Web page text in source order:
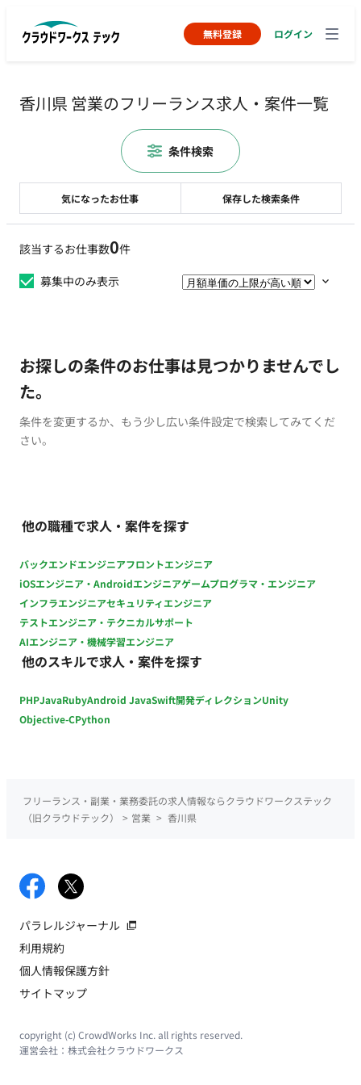
無料登録 ログイン
香川県 営業のフリーランス求人・案件一覧
該当するお仕事数0件
募集中のみ表示
お探しの条件のお仕事は見つかりませんでし
た。
条件を変更するか、もう少し広い条件設定で検索してみてくだ
さい。
他の職種で求人・案件を探す
バックエンドエンジニアフロントエンジニア
iOSエンジニア・Androidエンジニアゲームプログラマ・エンジニア
インフラエンジニアセキュリティエンジニア
テストエンジニア・テクニカルサポート
AIエンジニア・機械学習エンジニア
他のスキルで求人・案件を探す
PHPJavaRubyAndroid JavaSwift開発ディレクションUnity
Objective-CPython
気になったお仕事 保存した検索条件
条件検索
フリーランス・副業・業務委託の求人情報ならクラウドワークステック
（旧クラウドテック）
> 営業 > 香川県
パラレルジャーナル
利用規約
個人情報保護方針
サイトマップ
copyright (c) CrowdWorks Inc. all rights reserved.
運営会社： 株式会社クラウドワークス